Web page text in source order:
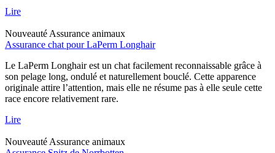
Lire
Nouveauté Assurance animaux
Assurance chat pour LaPerm Longhair
Le LaPerm Longhair est un chat facilement reconnaissable grâce à
son pelage long, ondulé et naturellement bouclé. Cette apparence
originale attire l’attention, mais elle ne résume pas à elle seule cette
race encore relativement rare.
Lire
Nouveauté Assurance animaux